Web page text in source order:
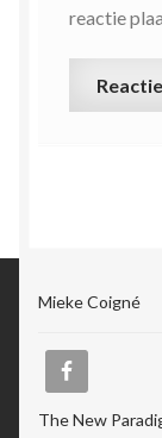
reactie
Mieke Coigné
The New